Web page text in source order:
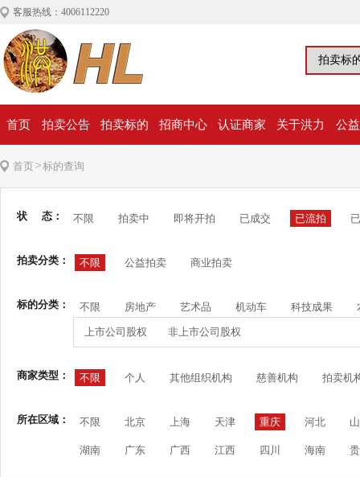
客服热线：4006112220
首页 拍卖公告 拍卖标的 招商中心 认证商家 关于洪力 公
首页>标的查询
状 态： 不限 拍卖中 即将开拍 已成交 已流拍
拍卖分类： 不限 公益拍卖 商业拍卖
标的分类： 不限 房地产 艺术品 机动车 科技成果
上市公司股权 非上市公司股权
商家类型： 不限 个人 其他组织机构 慈善机构 拍卖机
所在区域： 不限 北京 上海 天津 重庆 河北
湖南 广东 广西 江西 四川 海南